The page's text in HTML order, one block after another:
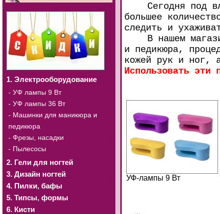
1. Электрооборудование
- УФ лампы 9 Вт
- УФ лампы 36 Вт
- Машинки для маникюра и
педикюра
- Фрезы, насадки
- Пылесосы
2. Гели для ногтей
3. Дизайн ногтей
4. Пилки, бафы
5. Типсы, формы
6. Кисти
Сегодня под
большее
следить и
В нашем
и педикюра,
кожей рук и ног,
Использовать эти
УФ-лампы 9 Вт